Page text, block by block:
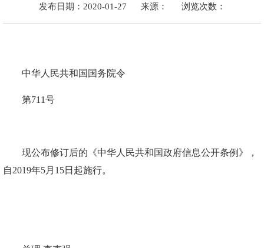
发布日期：2020-01-27 来源： 浏览次数：
中华人民共和国国务院令
第711号
现公布修订后的《中华人民共和国政府信息公开条例》，
自2019年5月15日起施行。